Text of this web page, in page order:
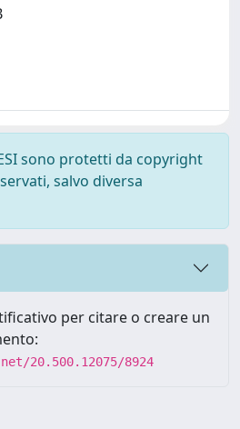
sono protetti da copyright
salvo diversa
per citare o creare un
20.500.12075/8924